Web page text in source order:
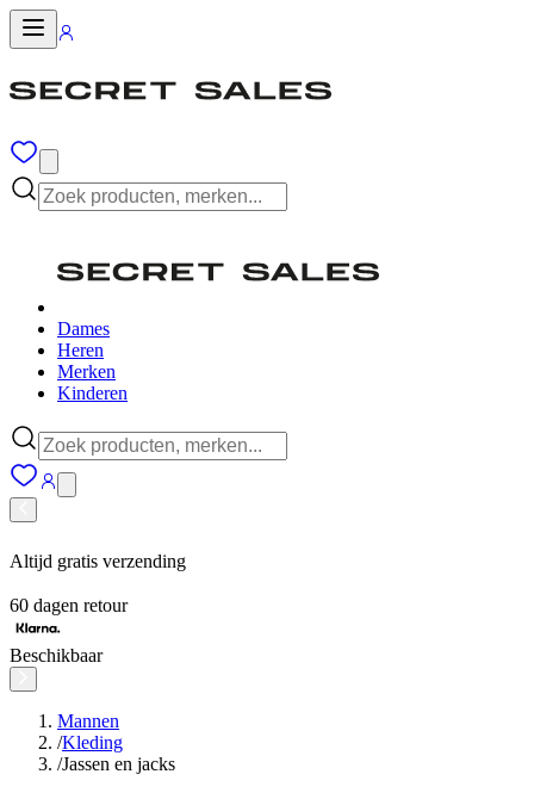
Dames
Heren
Merken
Kinderen
Altijd gratis verzending
60 dagen retour
Beschikbaar
Mannen
/Kleding
/Jassen en jacks